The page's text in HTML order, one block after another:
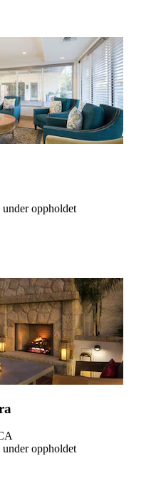
oppholdet
oppholdet